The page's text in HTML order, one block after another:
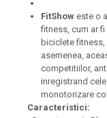
FitShow este o
fitness, cum ar
biciclete
asemenea,
competitiilor,
inregistrand
monotorizare
Caracteristici: